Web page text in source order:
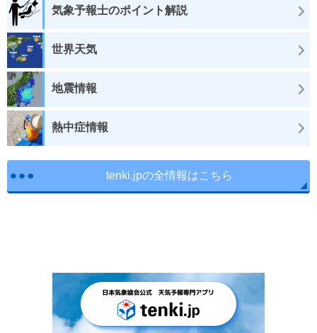
気象予報士のポイント解説
世界天気
地震情報
熱中症情報
tenki.jpの全情報はこちら